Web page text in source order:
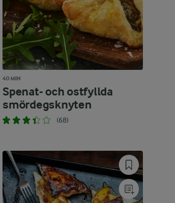
40 MIN
Spenat- och ostfyllda
smördegsknyten
(68)